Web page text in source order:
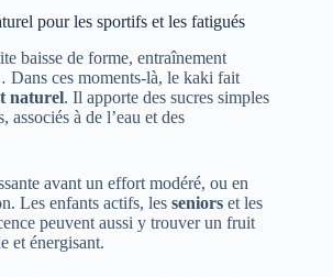
pour les sportifs et les fatigués
baisse de forme, entraînement
ces moments-là, le kaki fait
naturel. Il apporte des sucres simples
associés à de l’eau et des
avant un effort modéré, ou en
Les enfants actifs, les seniors et les
peuvent aussi y trouver un fruit
et énergisant.